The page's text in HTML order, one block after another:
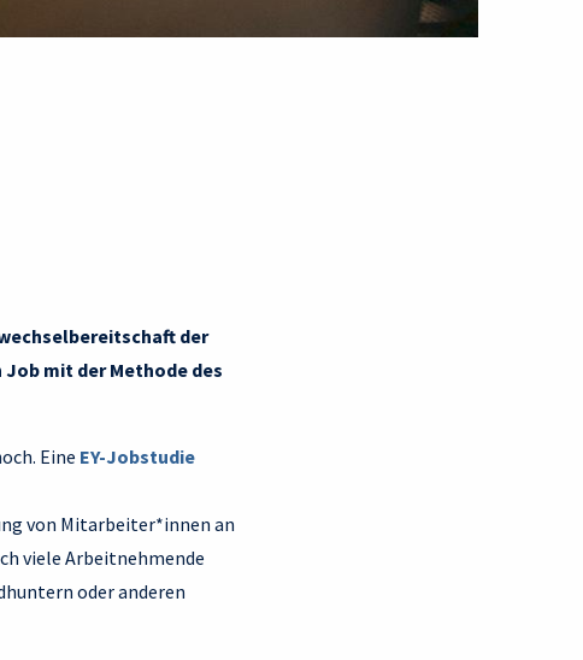
der
mit der Methode des
Eine EY-Jobstudie
von Mitarbeiter*innen an
viele Arbeitnehmende
oder anderen